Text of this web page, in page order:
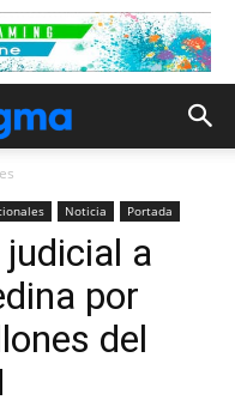
Noticia Portada
a
por
del